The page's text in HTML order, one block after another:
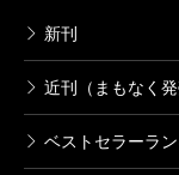
新刊
近刊（まもなく発
ベストセラーラ